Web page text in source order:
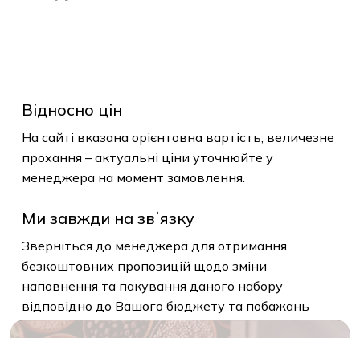
Відносно цін
На сайті вказана орієнтовна вартість, величезне
прохання – актуальні ціни уточнюйте у
менеджера на момент замовлення.
Ми завжди на звʼязку
Зверніться до менеджера для отримання
безкоштовних пропозицій щодо зміни
наповнення та пакування даного набору
відповідно до Вашого бюджету та побажань